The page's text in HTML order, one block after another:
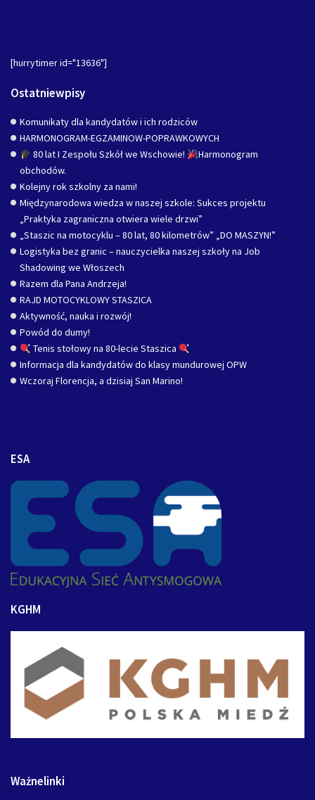
[hurrytimer id="13636"]
Ostatniewpisy
Komunikaty dla kandydatów i ich rodziców
HARMONOGRAM-EGZAMINOW-POPRAWKOWYCH
80 lat I Zespołu Szkół we Wschowie!
Harmonogram
obchodów.
Kolejny rok szkolny za nami!
Międzynarodowa wiedza w naszej szkole: Sukces projektu
„Praktyka zagraniczna otwiera wiele drzwi”
„Staszic na motocyklu – 80 lat, 80 kilometrów” „DO MASZYN!”
Logistyka bez granic – nauczycielka naszej szkoły na Job
Shadowing we Włoszech
Razem dla Pana Andrzeja!
RAJD MOTOCYKLOWY STASZICA
Aktywność, nauka i rozwój!
Powód do dumy!
Tenis stołowy na 80-lecie Staszica
Informacja dla kandydatów do klasy mundurowej OPW
Wczoraj Florencja, a dzisiaj San Marino!
ESA
KGHM
Ważnelinki